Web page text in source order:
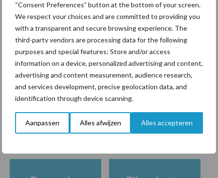
“Consent Preferences” button at the bottom of your screen.
We respect your choices and are committed to providing you
with a transparent and secure browsing experience. The
third-party vendors are processing data for the following
purposes and special features: Store and/or access
information on a device, personalized advertising and content,
advertising and content measurement, audience research,
and services development, precise geolocation data, and
identification through device scanning.
Aanpassen Alles afwijzen Alles accepteren
Van onze partner Heemskerk
Hamletdochters imponeren
Themapagina's
Diergezondheid Bemesting Fokkerij